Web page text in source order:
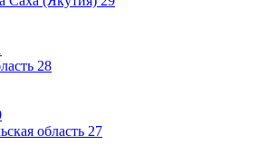
28
область 27